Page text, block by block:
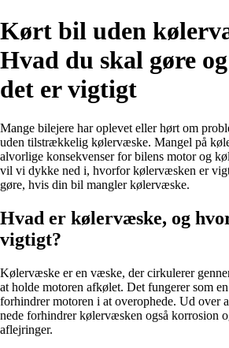
Kørt bil uden
Hvad du skal gøre
det er vigtigt
Mange bilejere har oplevet eller hørt om
uden tilstrækkelig kølervæske. Mangel på
alvorlige konsekvenser for bilens motor og
vil vi dykke ned i, hvorfor kølervæsken er
gøre, hvis din bil mangler kølervæske.
Hvad er kølervæske, og
vigtigt?
Kølervæske er en væske, der cirkulerer
at holde motoren afkølet. Det fungerer som
forhindrer motoren i at overophede. Ud over
nede forhindrer kølervæsken også korrosion
aflejringer.